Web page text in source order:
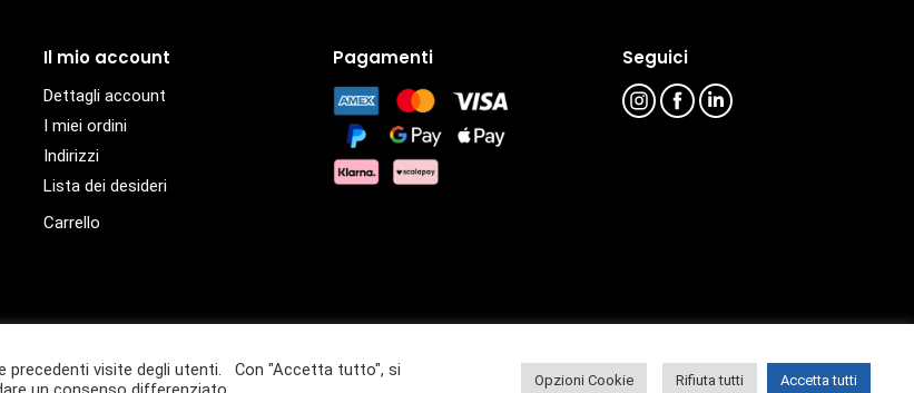
Il mio account
Dettagli account
I miei ordini
Indirizzi
Lista dei desideri
Carrello
Pagamenti Seguici
precedenti visite degli utenti. Con "Accetta tutto", si
Opzioni Cookie Rifiuta tutti Accetta tutti